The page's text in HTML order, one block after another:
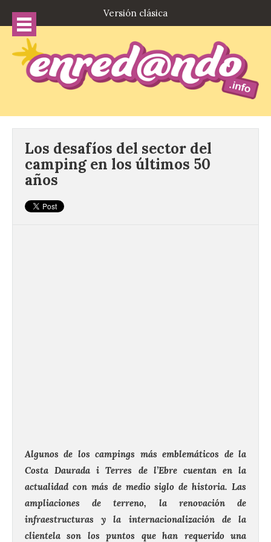
Versión clásica
Los desafíos del sector del
camping en los últimos 50
años
Algunos de los campings más emblemáticos de la
Costa Daurada i Terres de l’Ebre cuentan en la
actualidad con más de medio siglo de historia. Las
ampliaciones de terreno, la renovación de
infraestructuras y la internacionalización de la
clientela son los puntos que han requerido una